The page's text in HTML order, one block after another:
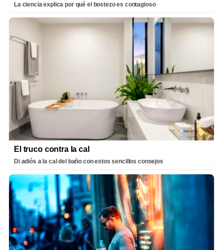
La ciencia explica por qué el bostezo es contagioso
El truco contra la cal
Di adiós a la cal del baño con estos sencillos consejos